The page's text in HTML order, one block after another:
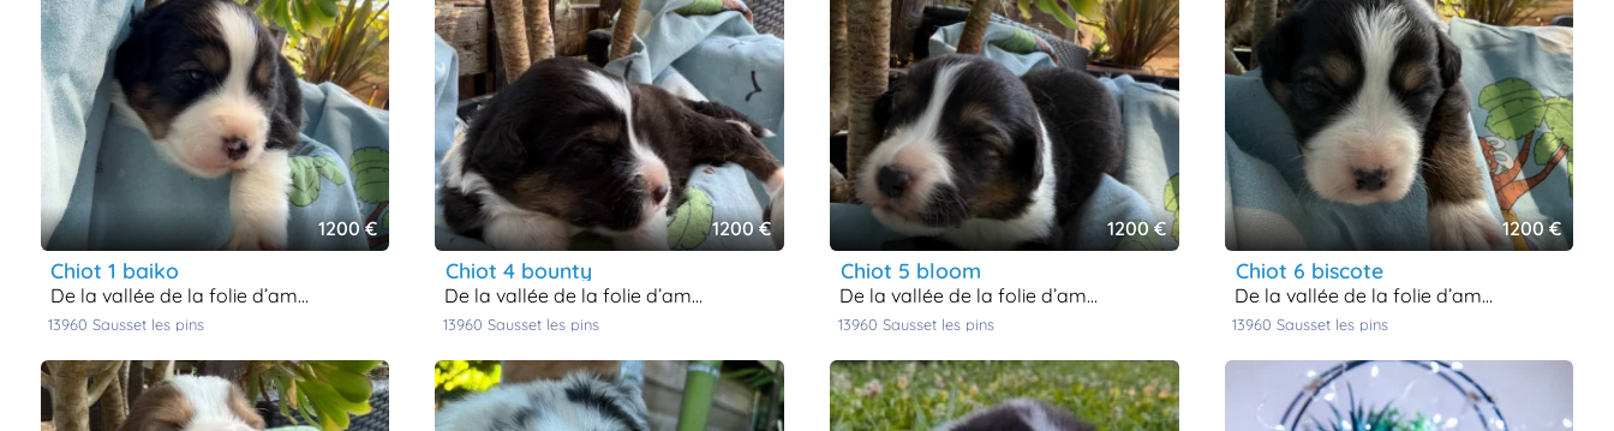
1200 €
chiot 1 baiko
de la vallée de la folie d’amour
13960 sausset les pins
1200 €
chiot 4 bounty
de la vallée de la folie d’amour
13960 sausset les pins
1200 €
chiot 5 bloom
de la vallée de la folie d’amour
13960 sausset les pins
1200 €
chiot 6 biscote
de la vallée de la folie d’amour
13960 sausset les pins